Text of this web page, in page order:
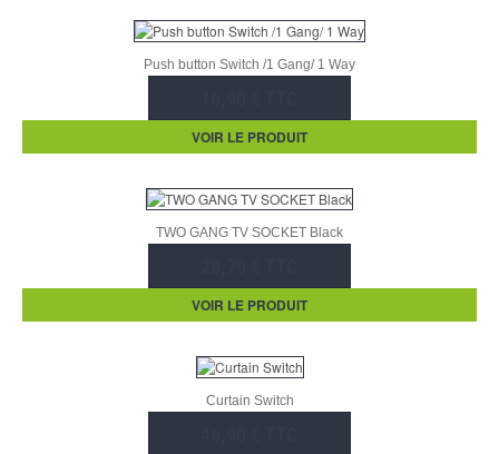
Push button Switch /1 Gang/ 1 Way
VOIR LE PRODUIT
TWO GANG TV SOCKET Black
VOIR LE PRODUIT
Curtain Switch